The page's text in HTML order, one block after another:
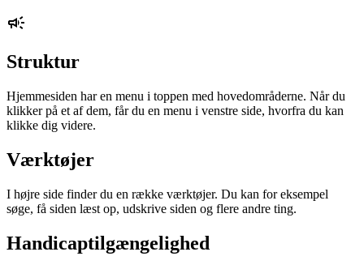
Struktur
Hjemmesiden har en menu i toppen med hovedområderne. Når du
klikker på et af dem, får du en menu i venstre side, hvorfra du kan
klikke dig videre.
Værktøjer
I højre side finder du en række værktøjer. Du kan for eksempel
søge, få siden læst op, udskrive siden og flere andre ting.
Handicaptilgængelighed